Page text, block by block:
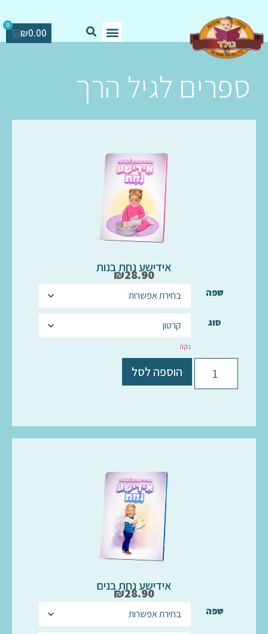
₪0.00
0
ספרים לגיל הרך
אידישע נחת בנות
₪28.90
שפה
סוג
נקה
הוספה לסל
אידישע נחת בנים
₪28.90
שפה